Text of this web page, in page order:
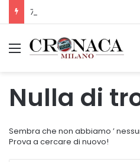
Menu
Nulla di
Sembra che non abbiamo ’
Prova a cercare di nuovo!